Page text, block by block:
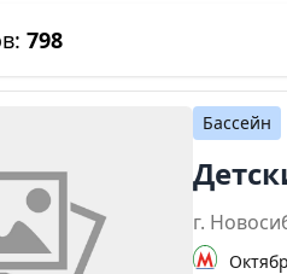
798
Бассейн